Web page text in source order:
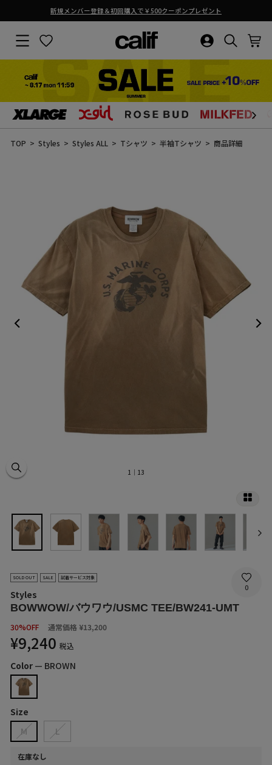
テ
ス
ラ
イ
ョ
ー
を
止
め
る
新規メンバー登録＆初回購入で￥500クーポンプレゼント
サイトナビゲーション
お気に入り ログイン・新
検索結果
TOP Styles Styles ALL Tシャツ 半袖Tシャツ 商品詳細
1 ｜13
SOLD OUT SALE 試着サービス対象
0
Styles
BOWWOW/バウワウ/USMC TEE/BW241-UMT
30%OFF 通常価格 ¥13,200SALE
¥9,240 税込
Color — BROWN
Size
M
L
在庫なし